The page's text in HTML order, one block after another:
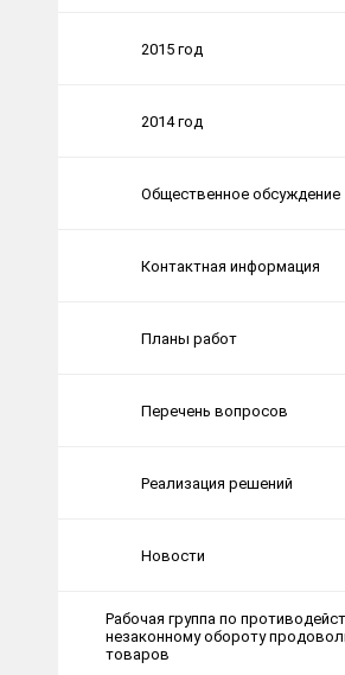
2015 год
2014 год
Общественное обсуждение
Контактная информация
Планы работ
Перечень вопросов
Реализация решений
Новости
Рабочая группа по
незаконному обороту
товаров